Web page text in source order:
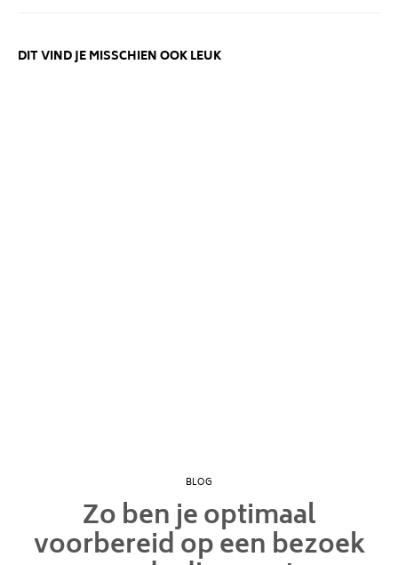
DIT VIND JE MISSCHIEN OOK LEUK
BLOG
Zo ben je optimaal
voorbereid op een bezoek